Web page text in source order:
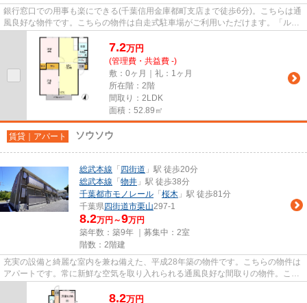
銀行窓口での用事も楽にできる(千葉信用金庫都町支店まで徒歩6分)。こちらは通
風良好な物件です。こちらの物件は自走式駐車場がご利用いただけます。「ルミ
エール」の物件情報をお探し...
7.2万円
(管理費・共益費 -)
敷：0ヶ月｜礼：1ヶ月
所在階：2階
間取り：2LDK
面積：52.89㎡
賃貸｜アパート ソウソウ
総武本線 「 四街道 」駅 徒歩20分
総武本線 「 物井 」駅 徒歩38分
千葉都市モノレール 「 桜木 」駅 徒歩81分
千葉県四街道市栗山297-1
8.2万円～9万円
築年数：築9年 ｜募集中： 2室
階数：2階建
充実の設備と綺麗な室内を兼ね備えた、平成28年築の物件です。こちらの物件は
アパートです。常に新鮮な空気を取り入れられる通風良好な間取りの物件。こだ
わりポイント満載のソウソウ...
8.2万円